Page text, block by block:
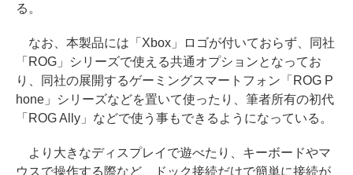
る。
なお、本製品には「Xbox」ロゴが付いておらず、同社
「ROG」シリーズで使える共通オプションとなってお
り、同社の展開するゲーミングスマートフォン「ROG P
hone」シリーズなどを置いて使ったり、筆者所有の初代
「ROG Ally」などで使う事もできるようになっている。
より大きなディスプレイで遊べたり、キーボードやマ
ウスで操作する際など、ドック接続だけで簡単に接続が